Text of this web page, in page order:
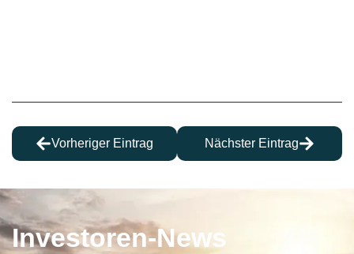
Vorheriger Eintrag Nächster Eintrag
Investoren-News